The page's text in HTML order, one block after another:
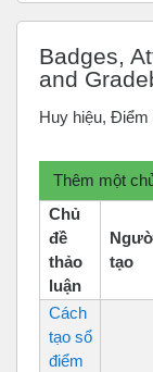
Badges,
and
Huy hiệu, Điểm
Thêm một
Chủ
đề
thảo
luận
tạo
Cách
tạo sổ
điểm